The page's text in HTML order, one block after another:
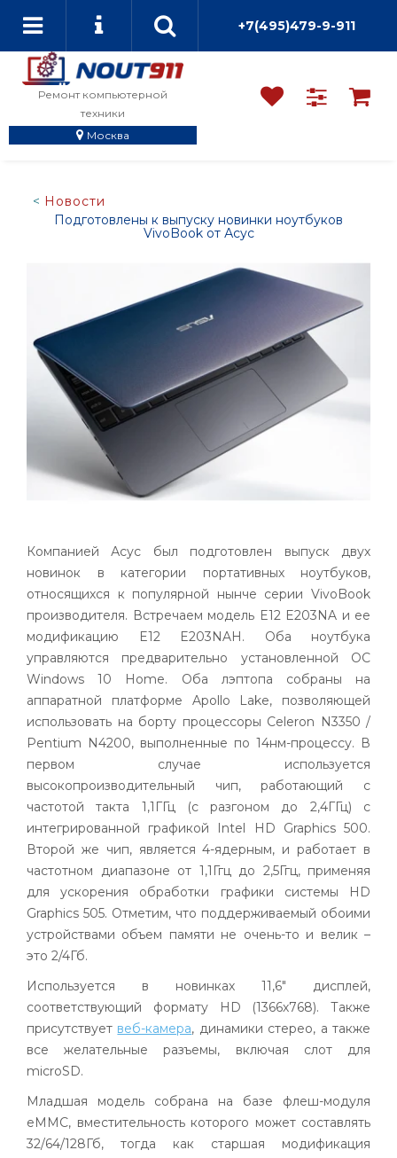
+7(495)479-9-911
Ремонт компьютерной
техники
Москва
Новости
Подготовлены к выпуску новинки ноутбуков
VivoBook от Асус
Компанией Асус был подготовлен выпуск двух
новинок в категории портативных ноутбуков,
относящихся к популярной нынче серии VivoBook
производителя. Встречаем модель E12 E203NA и ее
модификацию E12 E203NAH. Оба ноутбука
управляются предварительно установленной ОС
Windows 10 Home. Оба лэптопа собраны на
аппаратной платформе Apollo Lake, позволяющей
использовать на борту процессоры Celeron N3350 /
Pentium N4200, выполненные по 14нм-процессу. В
первом случае используется
высокопроизводительный чип, работающий с
частотой такта 1,1ГГц (с разгоном до 2,4ГГц) с
интегрированной графикой Intel HD Graphics 500.
Второй же чип, является 4-ядерным, и работает в
частотном диапазоне от 1,1Ггц до 2,5Ггц, применяя
для ускорения обработки графики системы HD
Graphics 505. Отметим, что поддерживаемый обоими
устройствами объем памяти не очень-то и велик –
это 2/4Гб.
Используется в новинках 11,6" дисплей,
соответствующий формату HD (1366х768). Также
присутствует веб-камера, динамики стерео, а также
все желательные разъемы, включая слот для
microSD.
Младшая модель собрана на базе флеш-модуля
eMMC, вместительность которого может составлять
32/64/128Гб, тогда как старшая модификация